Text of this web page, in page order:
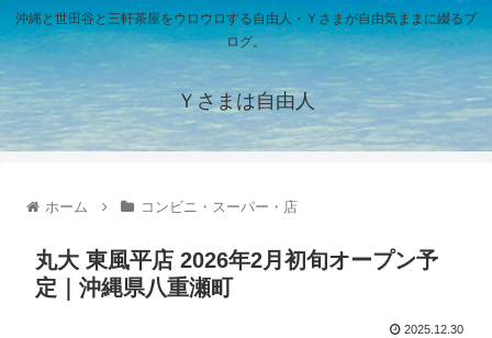
沖縄と世田谷と三軒茶屋をウロウロする自由人・Ｙさまが自由気ままに綴るブ
ログ。
Ｙさまは自由人
ホーム コンビニ・スーパー・店
丸大 東風平店 2026年2月初旬オープン予
定｜沖縄県八重瀬町
2025.12.30